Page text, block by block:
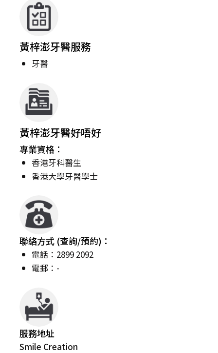
黃梓澎牙醫服務
牙醫
黃梓澎牙醫好唔好
專業資格：
香港牙科醫生
香港大學牙醫學士
聯絡方式 (查詢/預約)：
電話：2899 2092
電郵：-
服務地址
Smile Creation